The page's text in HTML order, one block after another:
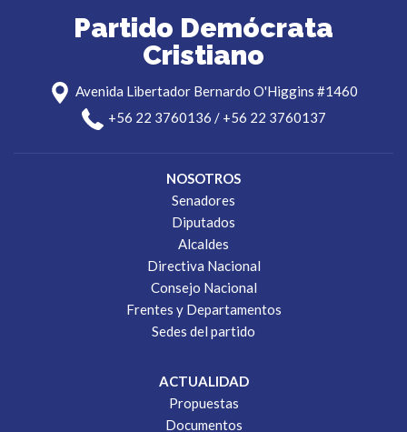
Partido Demócrata
Cristiano
Avenida Libertador Bernardo O'Higgins #1460
+56 22 3760136 / +56 22 3760137
NOSOTROS
Senadores
Diputados
Alcaldes
Directiva Nacional
Consejo Nacional
Frentes y Departamentos
Sedes del partido
ACTUALIDAD
Propuestas
Documentos